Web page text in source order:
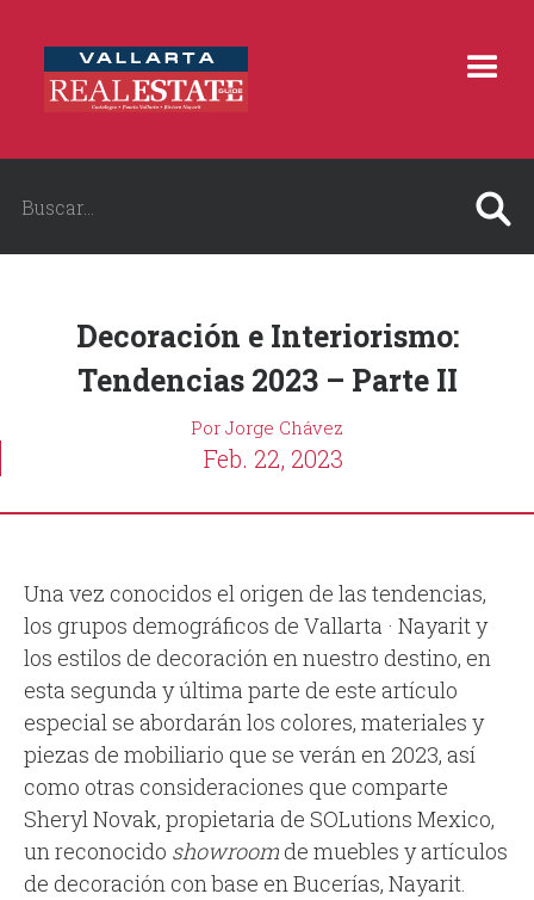
Decoración e Interiorismo:
Tendencias 2023 – Parte II
Por Jorge Chávez
Feb. 22, 2023
Una vez conocidos el origen de las tendencias,
los grupos demográficos de Vallarta · Nayarit y
los estilos de decoración en nuestro destino, en
esta segunda y última parte de este artículo
especial se abordarán los colores, materiales y
piezas de mobiliario que se verán en 2023, así
como otras consideraciones que comparte
Sheryl Novak, propietaria de SOLutions Mexico,
un reconocido showroom de muebles y artículos
de decoración con base en Bucerías, Nayarit.